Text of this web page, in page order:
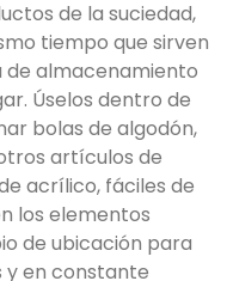
de la suciedad,
tiempo que sirven
almacenamiento
Úselos dentro de
bolas de algodón,
artículos de
acrílico, fáciles de
los elementos
de ubicación para
y en constante